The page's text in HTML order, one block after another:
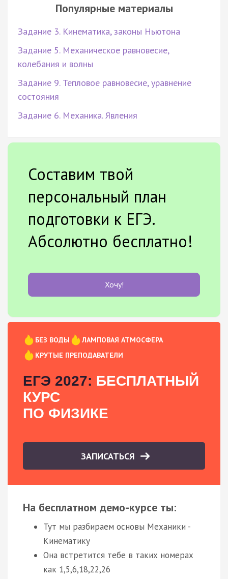
Популярные материалы
Задание 3. Кинематика, законы Ньютона
Задание 5. Механическое равновесие,
колебания и волны
Задание 9. Тепловое равновесие, уравнение
состояния
Задание 6. Механика. Явления
Составим твой
персональный план
подготовки к ЕГЭ.
Абсолютно бесплатно!
Хочу!
БЕЗ ВОДЫ
ЛАМПОВАЯ АТМОСФЕРА
КРУТЫЕ ПРЕПОДАВАТЕЛИ
ЕГЭ 2027: БЕСПЛАТНЫЙ
КУРС
ПО ФИЗИКЕ
ЗАПИСАТЬСЯ
На бесплатном демо-курсе ты:
Тут мы разбираем основы Механики -
Кинематику
Она встретится тебе в таких номерах
как 1,5,6,18,22,26